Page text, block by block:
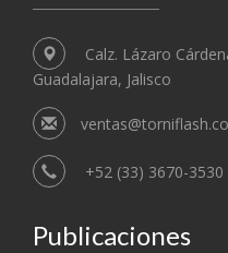
Calz. Lázaro
Guadalajara, Jalisco
+52 (33) 3670-3530
Publicaciones